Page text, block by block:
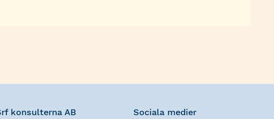
konsulterna AB Sociala medier